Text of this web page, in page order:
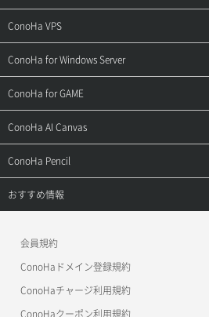
ご契約・お支払い
用語集
お問い合わせ
サポートトップ
ご利用ガイド
お乗り換えガイド
よくある質問
ConoHa VPS
サポートトップ
ご利用ガイド
APIドキュメントVPS2.0
APIドキュメントVPS3.0
ConoHa for Windows Server
サポートトップ
ご利用ガイド
APIドキュメントVPS2.0
APIドキュメントVPS3.0
ConoHa for GAME
サポートトップ
ご利用ガイド
ConoHa AI Canvas
サポートトップ
ご利用ガイド
ConoHa Pencil
サポートトップ
おすすめ情報
美雲このは徹底ガイド
会員規約
ConoHaドメイン登録規約
ConoHaチャージ利用規約
ConoHaクーポン利用規約